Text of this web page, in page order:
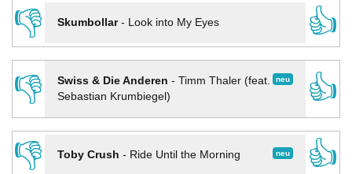
👎
Skumbollar- Look into My Eyes
👍
👎
neu
Swiss & Die Anderen - Timm Thaler (feat.
Sebastian Krumbiegel)
👍
👎
neu
Toby Crush - Ride Until the Morning
👍